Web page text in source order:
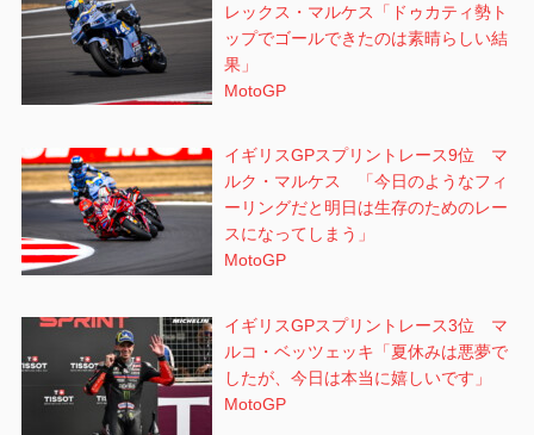
レックス・マルケス「ドゥカティ勢ト
ップでゴールできたのは素晴らしい結
果」
MotoGP
イギリスGPスプリントレース9位 マ
ルク・マルケス 「今日のようなフィ
ーリングだと明日は生存のためのレー
スになってしまう」
MotoGP
イギリスGPスプリントレース3位 マ
ルコ・ベッツェッキ「夏休みは悪夢で
したが、今日は本当に嬉しいです」
MotoGP